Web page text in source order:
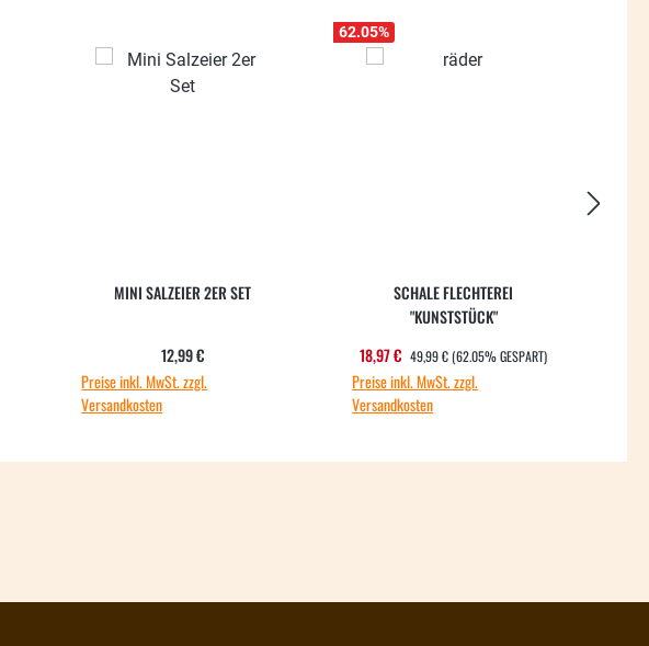
MINI SALZEIER 2ER SET
Regulärer Preis:
12,99 €
Preise inkl. MwSt. zzgl.
Versandkosten
62.05%
SCHALE FLECHTEREI
"KUNSTSTÜCK"
Verkaufspreis:
18,97 € REGULÄRER PREIS:
49,99 €(62.05% GESPART)
Preise inkl. MwSt. zzgl.
Versandkosten